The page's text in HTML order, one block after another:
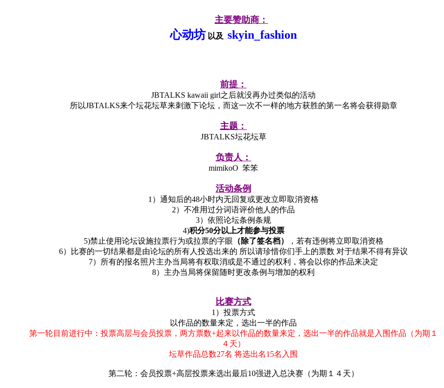
主要赞助商：
心动坊 以及 skyin_fashion
前提：
JBTALKS kawaii girl之后就没再办过类似的活动
所以JBTALKS来个坛花坛草来刺激下论坛，而这一次不一样的地方获胜的第一名将会获得勋章
主题：
JBTALKS坛花坛草
负责人：
mimikoO 笨笨
活动条例
1）通知后的48小时内无回复或更改立即取消资格
2）不准用过分词语评价他人的作品
3）依照论坛条例条规
4)积分50分以上才能参与投票
5)禁止使用论坛设施拉票行为或拉票的字眼 （除了签名档）
，若有违例将立即取消资格
6）比赛的一切结果都是由论坛的所有人投选出来的 所以请珍惜你们手上的票数 对于结果不得有异议
7）所有的报名照片主办当局将有权取消或是不通过的权利，将会以你的作品来决定
8）主办当局将保留随时更改条例与增加的权利
比赛方式
1）投票方式
以作品的数量来定，选出一半的作品
第一轮目前进行中：投票高层与会员投票，两方票数+起来以作品的数量来定，选出一半的作品就是入围作品（为期１
４天）
坛草作品总数27名 将选出名15名入围
第二轮：会员投票+高层投票来选出最后10强进入总决赛（为期１４天）